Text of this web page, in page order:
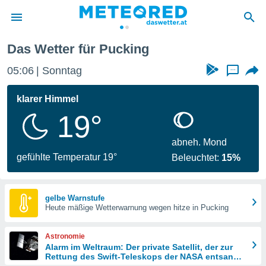
wurde
dass
sind.
diese
Das Wetter für Pucking
05:06 Sonntag ...
klarer Himmel
19°
gefühlte Temperatur 19°
abneh. Mond
Beleuchtet: 15%
gelbe Warnstufe
Heute mäßige Wetterwarnung wegen hitze in Pucking
Astronomie
Alarm im Weltraum: Der private Satellit, der zur
Rettung des Swift-Teleskops der NASA entsandt